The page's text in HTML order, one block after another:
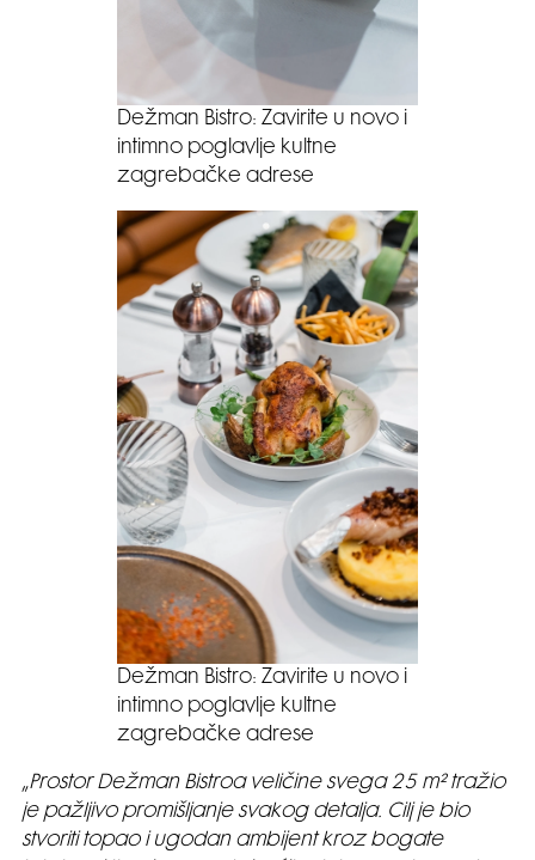
Dežman Bistro: Zavirite u novo i
intimno poglavlje kultne
zagrebačke adrese
Dežman Bistro: Zavirite u novo i
intimno poglavlje kultne
zagrebačke adrese
„Prostor Dežman Bistroa veličine svega 25 m² tražio
je pažljivo promišljanje svakog detalja. Cilj je bio
stvoriti topao i ugodan ambijent kroz bogate